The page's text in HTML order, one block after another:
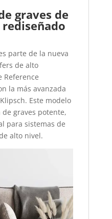
graves de
parte de la nueva
de alto
Reference
la más avanzada
Este modelo
graves potente,
para sistemas de
alto nivel.